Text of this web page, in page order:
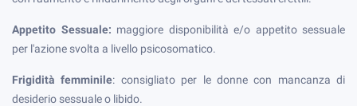
Appetito Sessuale: maggiore disponibilità e/o appetito sessuale
per l'azione svolta a livello psicosomatico.
Frigidità femminile: consigliato per le donne con mancanza di
desiderio sessuale o libido.